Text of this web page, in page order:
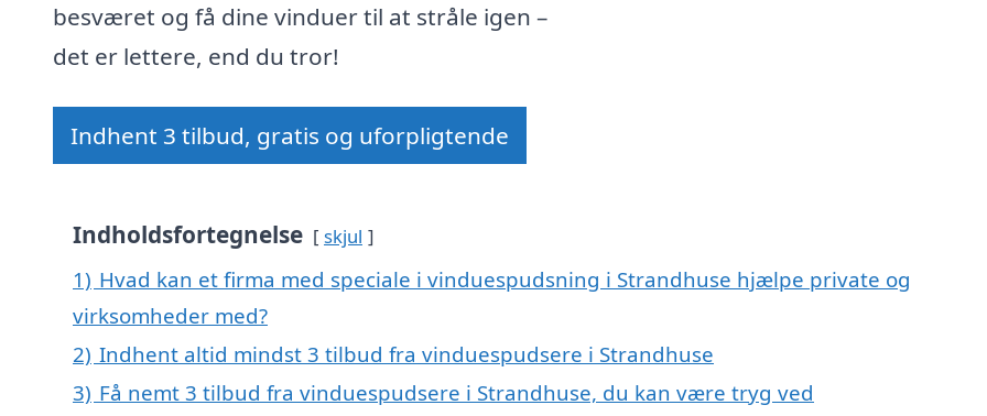
besværet og få dine vinduer til at stråle igen –
det er lettere, end du tror!
Indhent 3 tilbud, gratis og uforpligtende
Indholdsfortegnelse skjul
1) Hvad kan et firma med speciale i vinduespudsning i Strandhuse hjælpe private og
virksomheder med?
2) Indhent altid mindst 3 tilbud fra vinduespudsere i Strandhuse
3) Få nemt 3 tilbud fra vinduespudsere i Strandhuse, du kan være tryg ved